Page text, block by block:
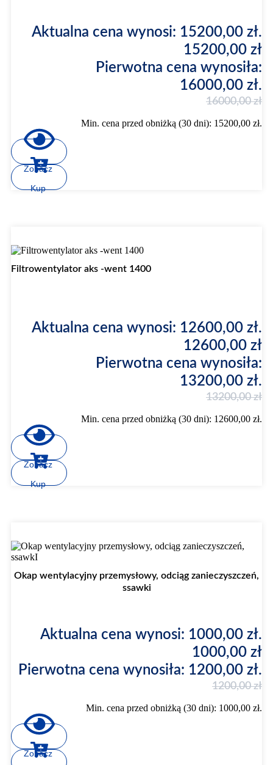
16000,00zł
Pierwotna cena wynosiła:
16000,00 zł.
15200,00 zł
Aktualna cena wynosi: 15200,00 zł.
Min. cena przed obniżką (30 dni): 15200,00 zł.
Zobacz
Kup
Filtrowentylator aks -went 1400
13200,00zł
Pierwotna cena wynosiła:
13200,00 zł.
12600,00 zł
Aktualna cena wynosi: 12600,00 zł.
Min. cena przed obniżką (30 dni): 12600,00 zł.
Zobacz
Kup
Okap wentylacyjny przemysłowy, odciąg zanieczyszczeń,
ssawki
1200,00zł
Pierwotna cena wynosiła: 1200,00 zł.
1000,00 zł
Aktualna cena wynosi: 1000,00 zł.
Min. cena przed obniżką (30 dni): 1000,00 zł.
Zobacz